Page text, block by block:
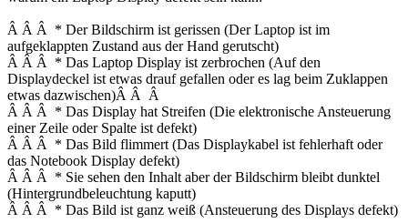
Â Â Â * Der Bildschirm ist gerissen (Der Laptop ist im
aufgeklappten Zustand aus der Hand gerutscht)
Â Â Â * Das Laptop Display ist zerbrochen (Auf den
Displaydeckel ist etwas drauf gefallen oder es lag beim Zuklappen
etwas dazwischen)Â Â Â
Â Â Â * Das Display hat Streifen (Die elektronische Ansteuerung
einer Zeile oder Spalte ist defekt)
Â Â Â * Das Bild flimmert (Das Displaykabel ist fehlerhaft oder
das Notebook Display defekt)
Â Â Â * Sie sehen den Inhalt aber der Bildschirm bleibt dunktel
(Hintergrundbeleuchtung kaputt)
Â Â Â * Das Bild ist ganz weiß (Ansteuerung des Displays defekt)